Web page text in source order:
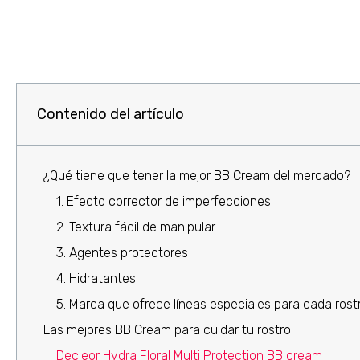
Contenido del artículo
¿Qué tiene que tener la mejor BB Cream del mercado?
1. Efecto corrector de imperfecciones
2. Textura fácil de manipular
3. Agentes protectores
4. Hidratantes
5. Marca que ofrece líneas especiales para cada
Las mejores BB Cream para cuidar tu rostro
Decleor Hydra Floral Multi Protection BB cream